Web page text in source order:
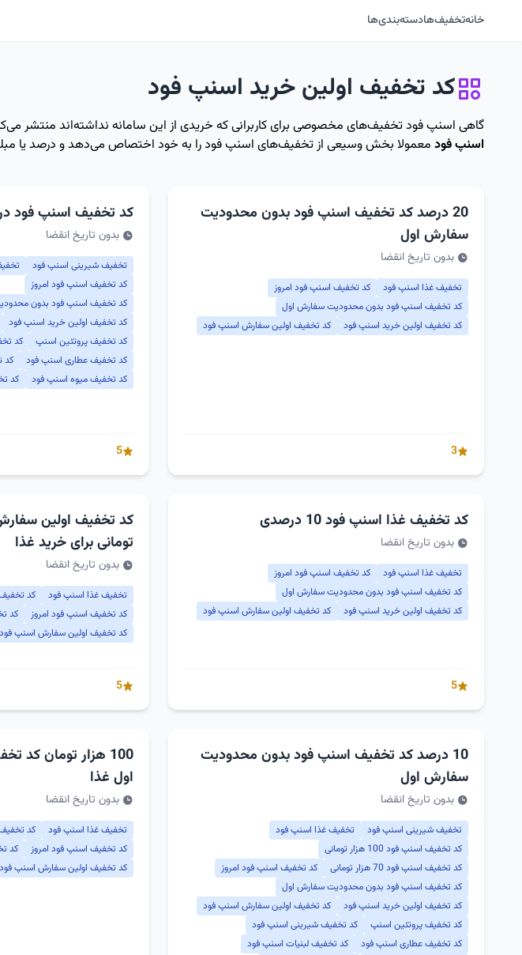
خانهتخفیف‌هادسته‌بندی‌ها
کد تخفیف اولین خرید اسنپ فود
گاهی اسنپ فود تخفیف‌های مخصوصی برای کاربرانی که خریدی از این سامانه نداشته‌اند منتشر می‌کند
اسنپ فود معمولا بخش وسیعی از تخفیف‌های اسنپ فود را به خود اختصاص می‌دهد و درصد یا
20 درصد کد تخفیف اسنپ فود بدون محدودیت
سفارش اول
بدون تاریخ انقضا
تخفیف غذا اسنپ فود
کد تخفیف اسنپ فود امروز
کد تخفیف اسنپ فود بدون محدودیت سفارش اول
کد تخفیف اولین خرید اسنپ فود
کد تخفیف اولین سفارش اسنپ فود
3
کد تخفیف اسنپ فود
بدون تاریخ انقضا
تخفیف شیرینی اسنپ فود
کد تخفیف اسنپ فود امروز
کد تخفیف اسنپ فود بدون
کد تخفیف اولین خرید اسنپ فود
کد تخفیف پروتئین اسنپ
کد
کد تخفیف عطاری اسنپ فود
کد
کد تخفیف میوه اسنپ فود
کد
5
کد تخفیف غذا اسنپ فود 10 درصدی
بدون تاریخ انقضا
تخفیف غذا اسنپ فود
کد تخفیف اسنپ فود امروز
کد تخفیف اسنپ فود بدون محدودیت سفارش اول
کد تخفیف اولین خرید اسنپ فود
کد تخفیف اولین سفارش اسنپ فود
5
تومانی برای خرید غذا
بدون تاریخ انقضا
تخفیف غذا اسنپ فود
کد تخفیف اسنپ
کد تخفیف اسنپ فود امروز
کد
کد تخفیف اولین سفارش اسنپ فود
5
10 درصد کد تخفیف اسنپ فود بدون محدودیت
سفارش اول
بدون تاریخ انقضا
تخفیف شیرینی اسنپ فود
تخفیف غذا اسنپ فود
کد تخفیف اسنپ فود 100 هزار تومانی
کد تخفیف اسنپ فود 70 هزار تومانی
کد تخفیف اسنپ فود امروز
کد تخفیف اسنپ فود بدون محدودیت سفارش اول
کد تخفیف اولین خرید اسنپ فود
کد تخفیف اولین سفارش اسنپ فود
کد تخفیف پروتئین اسنپ
کد تخفیف شیرینی اسنپ فود
کد تخفیف عطاری اسنپ فود
کد تخفیف لبنیات اسنپ فود
100 هزار تومان کد
اول غذا
بدون تاریخ انقضا
تخفیف غذا اسنپ فود
کد تخفیف اسنپ
کد تخفیف اسنپ فود امروز
کد
کد تخفیف اولین سفارش اسنپ فود